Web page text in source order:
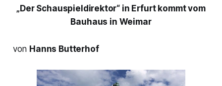
„Der Schauspieldirektor“ in Erfurt kommt vom
Bauhaus in Weimar
von Hanns Butterhof